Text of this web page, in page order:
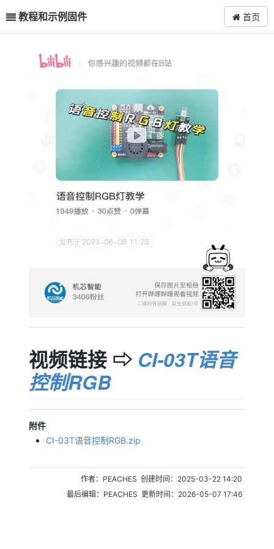
教程和示例固件 首页
视频链接 ⇨ CI-03T语音
控制RGB
附件
CI-03T语音控制RGB.zip
作者：PEACHES 创建时间：2025-03-22 14:20
最后编辑：PEACHES 更新时间：2026-05-07 17:46